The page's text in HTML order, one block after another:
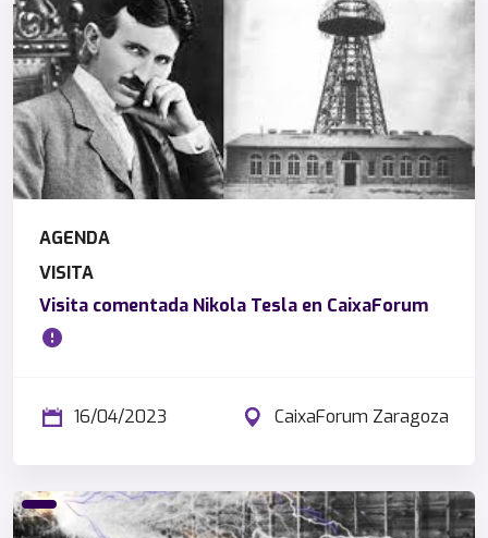
AGENDA
VISITA
Visita comentada Nikola Tesla en CaixaForum
16/04/2023 CaixaForum Zaragoza